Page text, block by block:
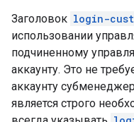
Заголовок login-
использовании
подчиненному
аккаунту. Это не
аккаунту
является строго